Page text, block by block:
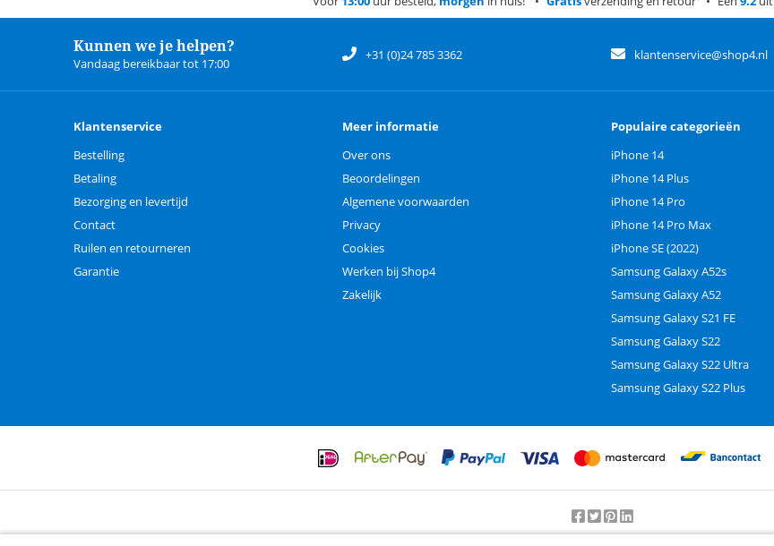
Kunnen we je helpen?
Vandaag bereikbaar tot 17:00
+31 (0)24 785 3362 klantenservice@shop4.nl
Klantenservice
Bestelling
Betaling
Bezorging en levertijd
Contact
Ruilen en retourneren
Garantie
Meer informatie
Over ons
Beoordelingen
Algemene voorwaarden
Privacy
Cookies
Werken bij Shop4
Zakelijk
Populaire categorieën
iPhone 14
iPhone 14 Plus
iPhone 14 Pro
iPhone 14 Pro Max
iPhone SE (2022)
Samsung Galaxy A52s
Samsung Galaxy A52
Samsung Galaxy S21 FE
Samsung Galaxy S22
Samsung Galaxy S22 Ultra
Samsung Galaxy S22 Plus
Beoordeling door klanten:9.2/10-25000beoordelingen